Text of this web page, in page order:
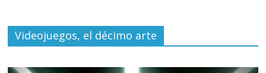
Videojuegos, el décimo arte